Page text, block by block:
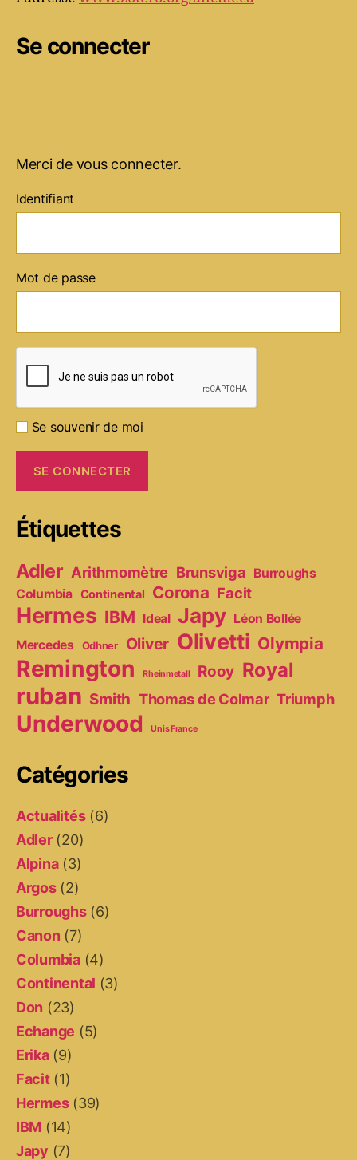
Se connecter
Merci de vous connecter.
Identifiant
Mot de passe
Se souvenir de moi
Étiquettes
Adler Arithmomètre Brunsviga Burroughs
Columbia Continental Corona Facit
Hermes IBM Ideal Japy Léon Bollée
Mercedes
Odhner Oliver Olivetti Olympia
Remington Rheinmetall Rooy Royal
ruban Smith Thomas de Colmar Triumph
Underwood Unis France
Catégories
Actualités(6)
Adler(20)
Alpina(3)
Argos(2)
Burroughs(6)
Canon (7)
Columbia(4)
Continental (3)
Don (23)
Echange (5)
Erika(9)
Facit(1)
Hermes(39)
IBM (14)
Japy (7)